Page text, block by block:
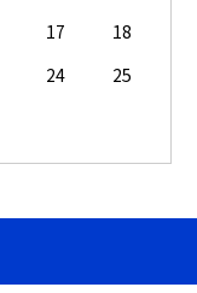
17
18
24
25